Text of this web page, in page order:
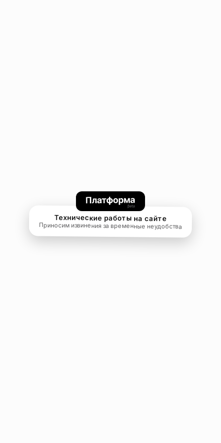
Технические работы на сайте
Приносим извинения за временные неудобства